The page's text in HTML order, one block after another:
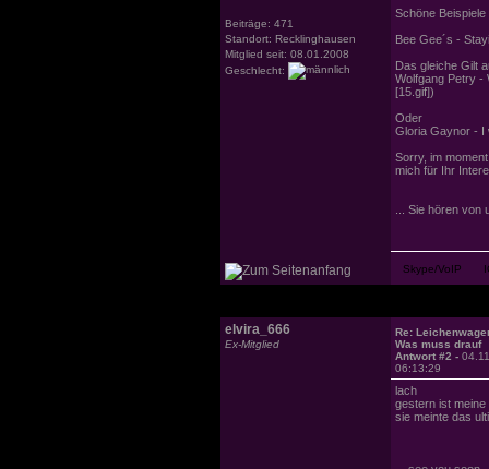
Beiträge: 471
Standort: Recklinghausen
Mitglied seit: 08.01.2008
Geschlecht:
Schöne
Bee Gee´s -
Das gleiche Gilt
Wolfgang Petry -
[15.gif])
Oder
Gloria Gaynor - I
Sorry, im
mich für Ihr
... Sie hören von
elvira_666
Ex-Mitglied
Re:
Was muss drauf
Antwort #2 -
06:13:29
lach
gestern ist meine
sie meinte das